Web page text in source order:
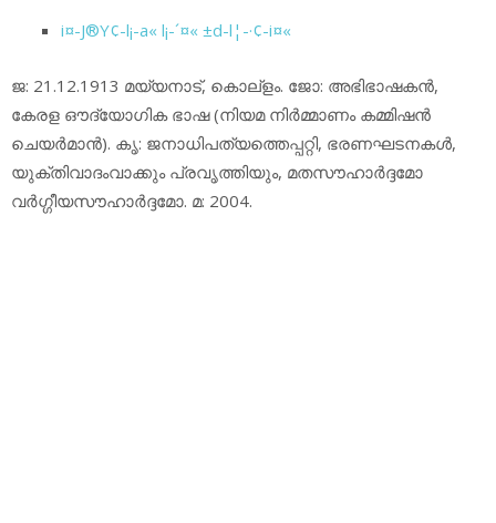
i¤-J®Y¢-l¡-a« l¡-´¤« ±d-l¦-·¢-i¤«
ജ: 21.12.1913 മയ്യനാട്, കൊല്‌ളം. ജോ: അഭിഭാഷകന്‍,
കേരള ഔദ്യോഗിക ഭാഷ (നിയമ നിര്‍മ്മാണം കമ്മിഷന്‍
ചെയര്‍മാന്‍). കൃ: ജനാധിപത്യത്തെപ്പറ്റി, ഭരണഘടനകള്‍,
യുക്തിവാദംവാക്കും പ്രവൃത്തിയും, മതസൗഹാര്‍ദ്ദമോ
വര്‍ഗ്ഗീയസൗഹാര്‍ദ്ദമോ. മ: 2004.